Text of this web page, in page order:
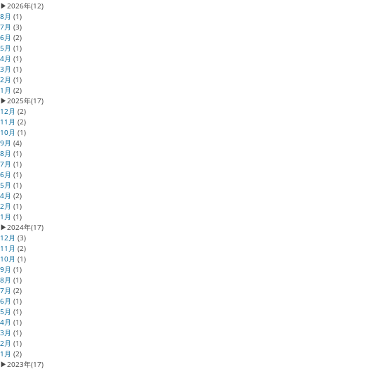
▶2026年(12)
8月 (1)
7月 (3)
6月 (2)
5月 (1)
4月 (1)
3月 (1)
2月 (1)
1月 (2)
▶2025年(17)
12月 (2)
11月 (2)
10月 (1)
9月 (4)
8月 (1)
7月 (1)
6月 (1)
5月 (1)
4月 (2)
2月 (1)
1月 (1)
▶2024年(17)
12月 (3)
11月 (2)
10月 (1)
9月 (1)
8月 (1)
7月 (2)
6月 (1)
5月 (1)
4月 (1)
3月 (1)
2月 (1)
1月 (2)
▶2023年(17)